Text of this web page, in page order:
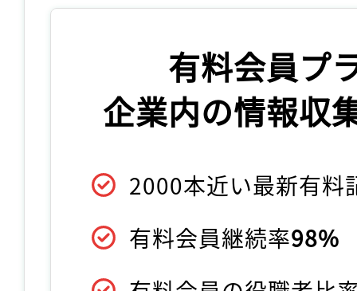
有料会員プ
企業内の情報収
2000本近い最新有料
有料会員継続率98%